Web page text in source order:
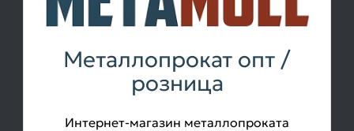
Металлопрокат опт /
розница
Интернет-магазин металлопроката